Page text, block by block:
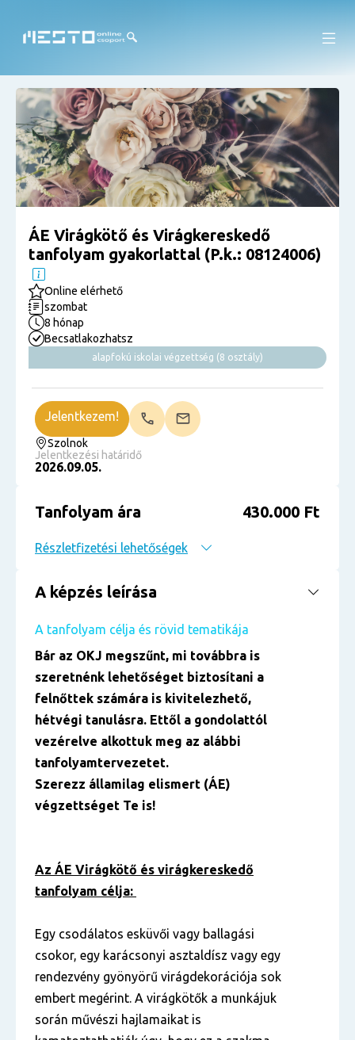
ÁE Virágkötő és Virágkereskedő
tanfolyam gyakorlattal (P.k.: 08124006)
Online elérhető
szombat
8 hónap
Becsatlakozhatsz
alapfokú iskolai végzettség (8 osztály)
Szolnok
Jelentkezési határidő
2026.09.05.
Jelentkezem!
Tanfolyam ára 430.000 Ft
Részletfizetési lehetőségek
A képzés leírása
A tanfolyam célja és rövid tematikája
Bár az OKJ megszűnt, mi továbbra is
szeretnénk lehetőséget biztosítani a
felnőttek számára is kivitelezhető,
hétvégi tanulásra. Ettől a gondolattól
vezérelve alkottuk meg az alábbi
tanfolyamtervezetet.
Szerezz államilag elismert (ÁE)
végzettséget Te is!
Az ÁE Virágkötő és virágkereskedő
tanfolyam célja:
Egy csodálatos esküvői vagy ballagási
csokor, egy karácsonyi asztaldísz vagy egy
rendezvény gyönyörű virágdekorációja sok
embert megérint. A virágkötők a munkájuk
során művészi hajlamaikat is